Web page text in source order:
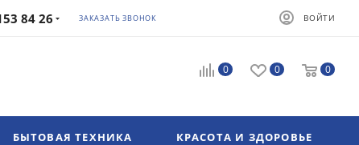
84 26 ЗАКАЗАТЬ ЗВОНОК ВОЙТИ
0 0 0
БЫТОВАЯ ТЕХНИКА КРАСОТА И ЗДОРОВЬЕ